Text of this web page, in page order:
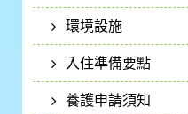
環境設施
入住準備要點
養護申請須知